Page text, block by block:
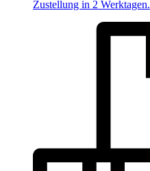
Zustellung in 2 Werktagen.